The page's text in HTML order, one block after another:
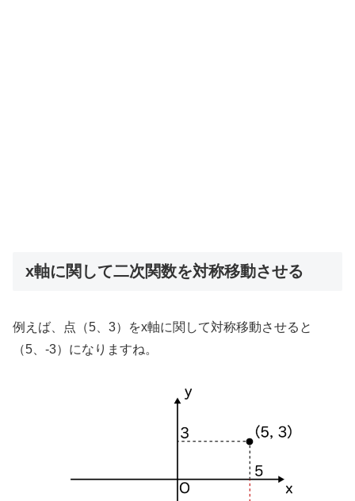
x軸に関して二次関数を対称移動させる
例えば、点（5、3）をx軸に関して対称移動させると
（5、-3）になりますね。